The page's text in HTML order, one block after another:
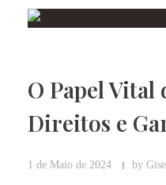
O Papel
Direitos e
1 de Maio de 2024 by